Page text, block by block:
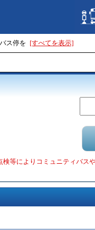
ス停を [すべてを表示]
検等によりコミュニティバス